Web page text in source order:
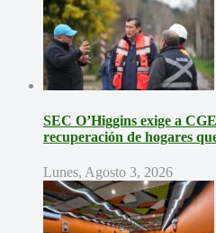
SEC O’Higgins exige a
recuperación de hogares
Lunes, Agosto 3, 2026